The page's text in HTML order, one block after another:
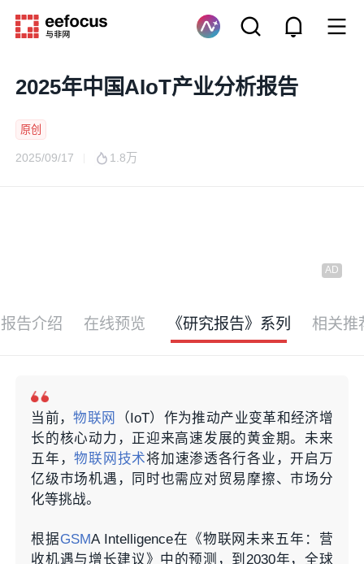
2025年中国AIoT产业分析报告
原创
2025/09/17 1.8万
报告介绍 在线预览 《研究报告》系列 相关推
当前，物联网
（IoT）作为推动产业变革和经济增
长的核心动力，正迎来高速发展的黄金期。未来
五年，物联网技术将加速渗透各行各业，开启万
亿级市场机遇，同时也需应对贸易摩擦、市场分
化等挑战。
根据GSMA Intelligence在《物联网未来五年：营
收机遇与增长建议》中的预测，到2030年，全球